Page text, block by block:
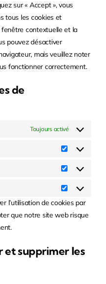
sur « Accept », vous
tous les cookies et
contextuelle et la
pouvez désactiver
mais veuillez noter
fonctionner correctement.
de
Toujours activé
Preferences
Statistics
Marketing
l’utilisation de cookies par
que notre site web risque
et supprimer les